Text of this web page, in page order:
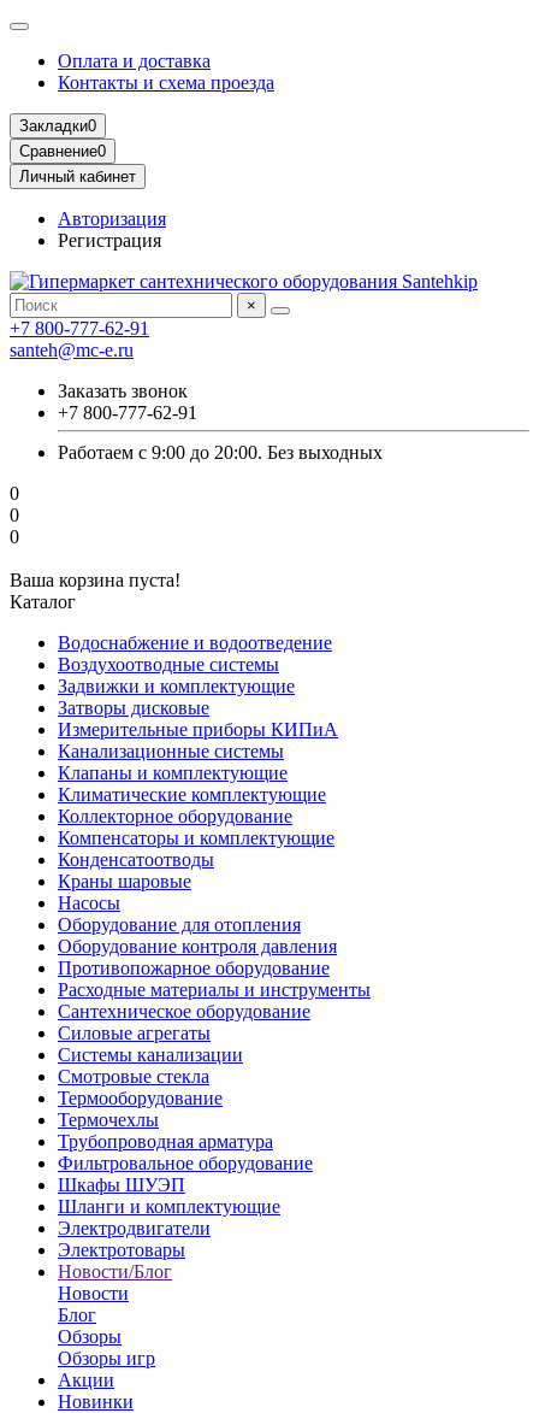
Оплата и доставка
Контакты и схема проезда
Закладки0
Сравнение0
Личный кабинет
Авторизация
Регистрация
×
+7 800-777-62-91
santeh@mc-e.ru
Заказать звонок
+7 800-777-62-91
Работаем с 9:00 до 20:00. Без выходных
0
0
0
Ваша корзина пуста!
Каталог
Водоснабжение и водоотведение
Воздухоотводные системы
Задвижки и комплектующие
Затворы дисковые
Измерительные приборы КИПиА
Канализационные системы
Клапаны и комплектующие
Климатические комплектующие
Коллекторное оборудование
Компенсаторы и комплектующие
Конденсатоотводы
Краны шаровые
Насосы
Оборудование для отопления
Оборудование контроля давления
Противопожарное оборудование
Расходные материалы и инструменты
Сантехническое оборудование
Силовые агрегаты
Системы канализации
Смотровые стекла
Термооборудование
Термочехлы
Трубопроводная арматура
Фильтровальное оборудование
Шкафы ШУЭП
Шланги и комплектующие
Электродвигатели
Электротовары
Новости/Блог
Новости
Блог
Обзоры
Обзоры игр
Акции
Новинки